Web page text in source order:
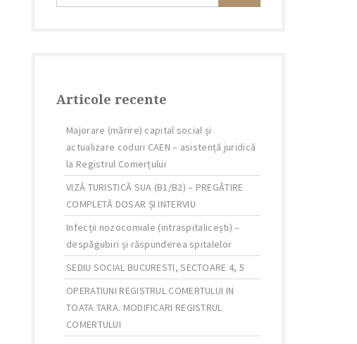
Articole recente
Majorare (mărire) capital social și
actualizare coduri CAEN – asistență juridică
la Registrul Comerțului
VIZĂ TURISTICĂ SUA (B1/B2) – PREGĂTIRE
COMPLETĂ DOSAR ȘI INTERVIU
Infecții nozocomiale (intraspitalicești) –
despăgubiri și răspunderea spitalelor
SEDIU SOCIAL BUCURESTI, SECTOARE 4, 5
OPERATIUNI REGISTRUL COMERTULUI IN
TOATA TARA. MODIFICARI REGISTRUL
COMERTULUI